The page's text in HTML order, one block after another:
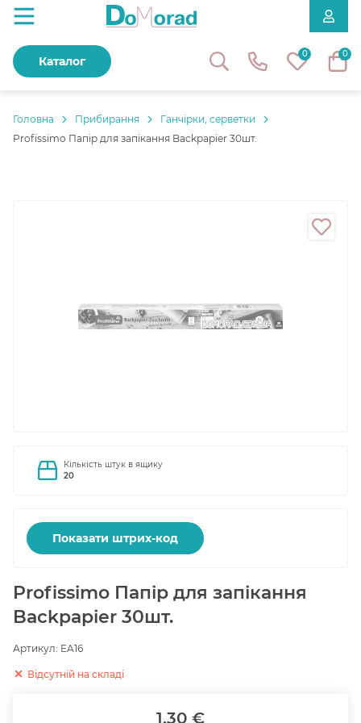
0 0
Каталог
Головнa Прибирання
Ганчірки, серветки
Profissimo Папір для запікання Backpapier 30шт.
Кількість штук в ящику
20
Показати штрих-код
Profissimo Папір для запікання
Backpapier 30шт.
Артикул: EA16
Відсутній на складі
1.30 €